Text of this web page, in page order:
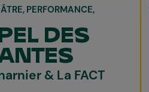
PERFORMANCE
DES
& La FACT